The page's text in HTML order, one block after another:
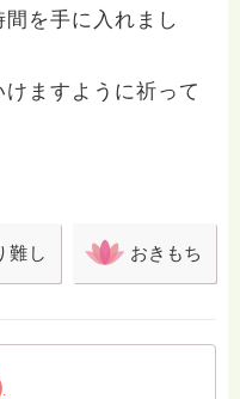
を手に入れまし
ますように祈って
難し おきもち